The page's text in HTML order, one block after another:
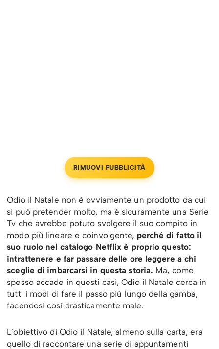
RIMUOVI PUBBLICITÀ
Odio il Natale non è ovviamente un prodotto da cui
si può pretender molto, ma è sicuramente una Serie
Tv che avrebbe potuto svolgere il suo compito in
modo più lineare e coinvolgente, perché di fatto il
suo ruolo nel catalogo Netflix è proprio questo:
intrattenere e far passare delle ore leggere a chi
sceglie di imbarcarsi in questa storia. Ma, come
spesso accade in questi casi, Odio il Natale cerca in
tutti i modi di fare il passo più lungo della gamba,
facendosi così drasticamente male.
L’obiettivo di Odio il Natale, almeno sulla carta, era
quello di raccontare una serie di appuntamenti